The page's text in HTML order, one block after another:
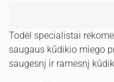
Todėl specialistai
saugaus kūdikio miego
saugesnį ir ramesnį